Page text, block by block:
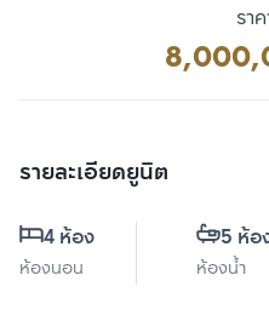
รา
รายละเอียดยูนิต
4 ห้อง
ห้องนอน
5 ห้อ
ห้องน้ำ